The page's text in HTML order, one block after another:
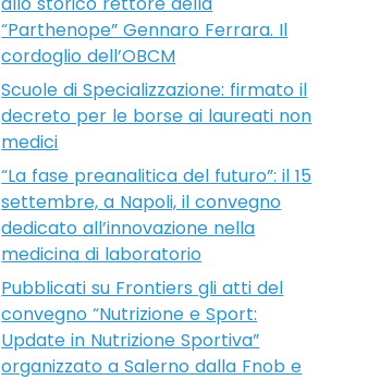
“Parthenope” Gennaro Ferrara. Il
cordoglio dell’OBCM
Scuole di Specializzazione: firmato il
decreto per le borse ai laureati non
medici
“La fase preanalitica del futuro”: il 15
settembre, a Napoli, il convegno
dedicato all’innovazione nella
medicina di laboratorio
Pubblicati su Frontiers gli atti del
convegno “Nutrizione e Sport:
Update in Nutrizione Sportiva”
organizzato a Salerno dalla Fnob e